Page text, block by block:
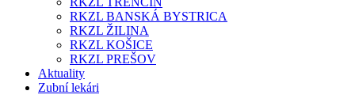
RKZL BANSKÁ BYSTRICA
RKZL ŽILINA
RKZL KOŠICE
RKZL PREŠOV
Aktuality
Zubní lekári